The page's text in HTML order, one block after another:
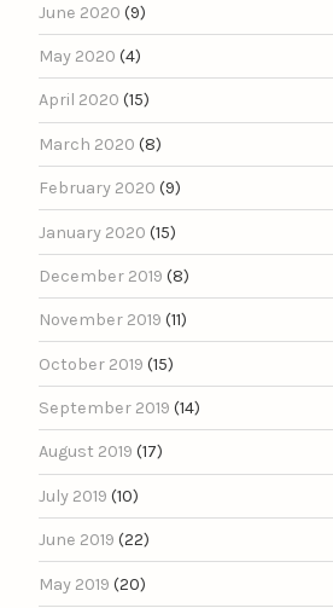
June 2020 (9)
May 2020 (4)
April 2020 (15)
March 2020 (8)
February 2020 (9)
January 2020 (15)
December 2019 (8)
November 2019 (11)
October 2019 (15)
September 2019 (14)
August 2019 (17)
July 2019 (10)
June 2019 (22)
May 2019 (20)